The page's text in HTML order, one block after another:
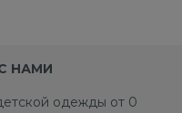
НАМИ
одежды от 0